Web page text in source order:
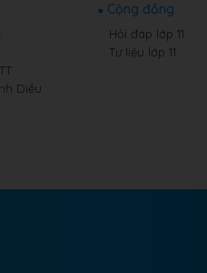
Diều
Cộng đồng
Hỏi đáp lớp 11
Tư liệu lớp 11